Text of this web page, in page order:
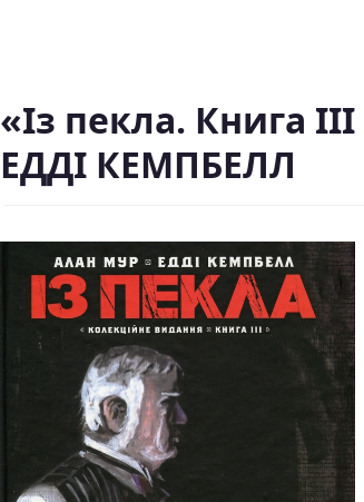
«Із пекла. Книга
ЕДДІ КЕМПБЕЛЛ